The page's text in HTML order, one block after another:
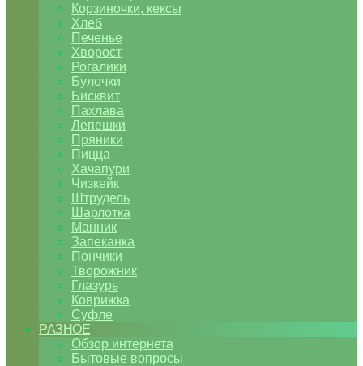
Корзиночки, кексы
Хлеб
Печенье
Хворост
Рогалики
Булочки
Бисквит
Пахлава
Лепешки
Пряники
Пицца
Хачапури
Чизкейк
Штрудель
Шарлотка
Манник
Запеканка
Пончики
Творожник
Глазурь
Коврижка
Суфле
РАЗНОЕ
Обзор интернета
Бытовые вопросы